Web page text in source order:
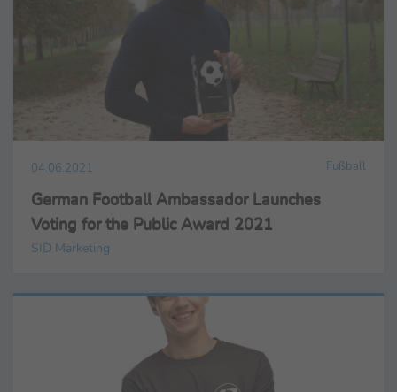
04.06.2021 Fußball
German Football Ambassador Launches
Voting for the Public Award 2021
SID Marketing